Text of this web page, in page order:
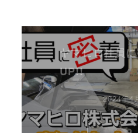
ヤマヒロ社員
UP!!
2024年4